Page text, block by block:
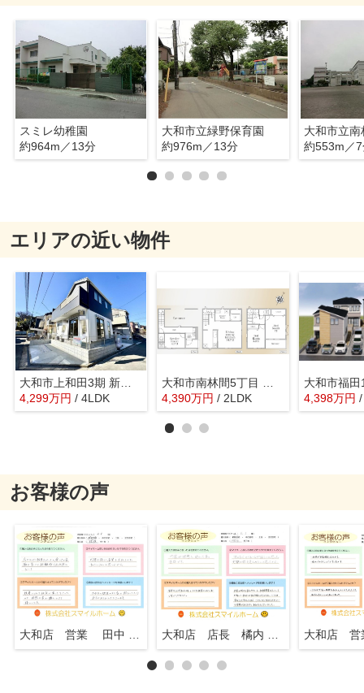
スミレ幼稚園
約964m／13分
大和市立緑野保育園
約976m／13分
大和市立
約553m／
エリアの近い物件
大和市上和田3期 新築戸建 全1棟
4,299万円 / 4LDK
4,390万円 / 2LDK 4,398万円
お客様の声
大和店 営業 田中 知行 大和店 店長 橘内 英一